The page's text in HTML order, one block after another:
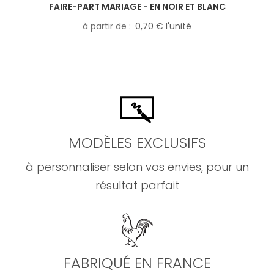
FAIRE-PART MARIAGE - EN NOIR ET BLANC
à partir de
0,70 € l'unité
MODÈLES EXCLUSIFS
à personnaliser selon vos envies, pour un
résultat parfait
FABRIQUÉ EN FRANCE